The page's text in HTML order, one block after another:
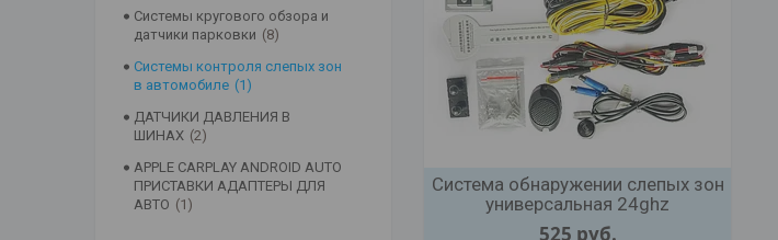
Система обнаружении слепых зон
универсальная 24ghz
525 руб.
Системы кругового обзора и
датчики парковки
8
Системы контроля слепых зон
в автомобиле
1
ДАТЧИКИ ДАВЛЕНИЯ В
ШИНАХ 2
APPLE CARPLAY ANDROID AUTO
ПРИСТАВКИ АДАПТЕРЫ ДЛЯ
АВТО
1